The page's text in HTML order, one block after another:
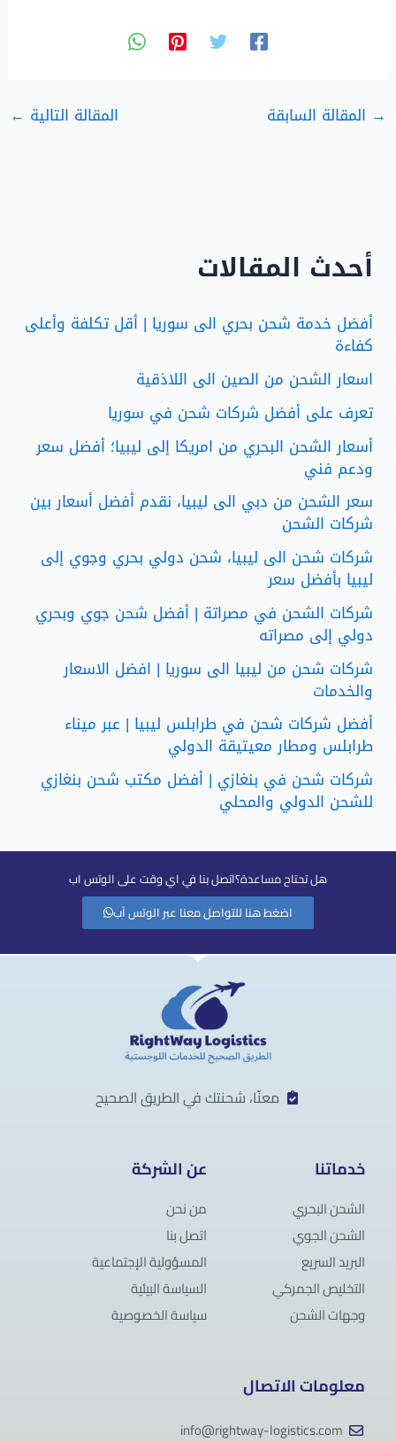
→ المقالة السابقة المقالة التالية ←
أحدث المقالات
أفضل خدمة شحن بحري الى سوريا | أقل تكلفة وأعلى
كفاءة
اسعار الشحن من الصين الى اللاذقية
تعرف على أفضل شركات شحن في سوريا
أسعار الشحن البحري من امريكا إلى ليبيا؛ أفضل سعر
ودعم فني
سعر الشحن من دبي الى ليبيا، نقدم أفضل أسعار بين
شركات الشحن
شركات شحن الى ليبيا، شحن دولي بحري وجوي إلى
ليبيا بأفضل سعر
شركات الشحن في مصراتة | أفضل شحن جوي وبحري
دولي إلى مصراته
شركات شحن من ليبيا الى سوريا | افضل الاسعار
والخدمات
أفضل شركات شحن في طرابلس ليبيا | عبر ميناء
طرابلس ومطار معيتيقة الدولي
شركات شحن في بنغازي | أفضل مكتب شحن بنغازي
للشحن الدولي والمحلي
هل تحتاح مساعدة؟اتصل بنا في اي وقت على الوتس اب
اضغط هنا للتواصل معنا عبر الوتس آب
معنّا، شحنتك في الطريق الصحيح
خدماتنا
الشحن البحري
الشحن الجوي
البريد السريع
التخليص الجمركي
وجهات الشحن
عن الشركة
من نحن
اتصل بنا
المسؤولية الإجتماعية
السياسة البيئية
سياسة الخصوصية
معلومات الاتصال
info@rightway-logistics.com